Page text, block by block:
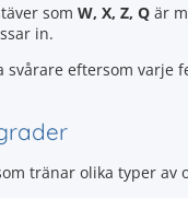
som W, X, Z, Q är
in.
svårare eftersom varje
tränar olika typer